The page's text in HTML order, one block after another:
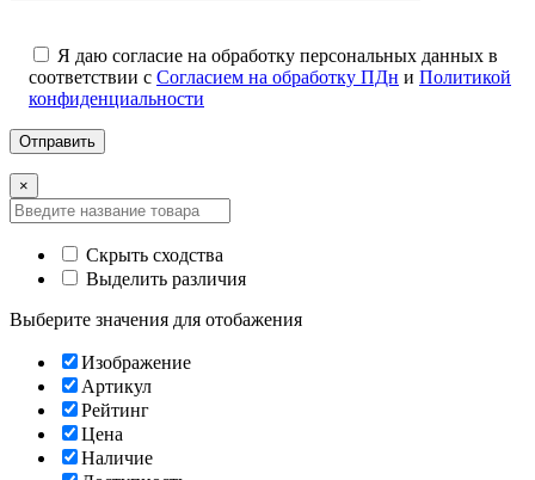
Я даю согласие на обработку персональных данных в
соответствии с Согласием на обработку ПДн и Политикой
конфиденциальности
×
Скрыть сходства
Выделить различия
Выберите значения для отобажения
Изображение
Артикул
Рейтинг
Цена
Наличие